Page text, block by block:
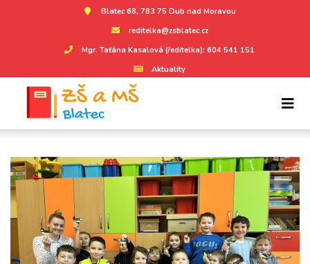
Blatec 68, 783 75 Dub nad Moravou
reditelka@zsblatec.cz
Mgr. Taťána Kasalová (ředitelka): 604 541 151
Aktuality